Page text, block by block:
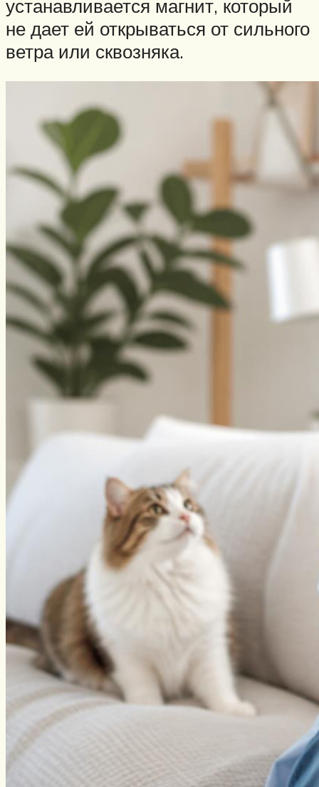
устанавливается магнит, который
не дает ей открываться от сильного
ветра или сквозняка.